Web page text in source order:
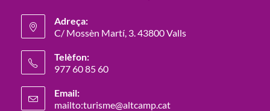
Adreça:
C/ Mossèn Martí, 3. 43800 Valls
Telèfon:
977 60 85 60
Email:
mailto:turisme@altcamp.cat